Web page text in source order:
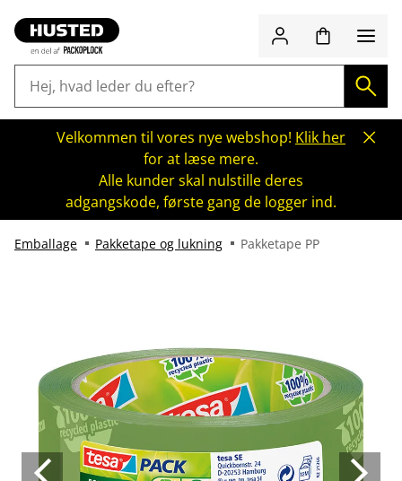
Velkommen til vores nye webshop! Klik her
for at læse mere.
Alle kunder skal nulstille deres
adgangskode, første gang de logger ind.
Emballage Pakketape og lukning Pakketape PP